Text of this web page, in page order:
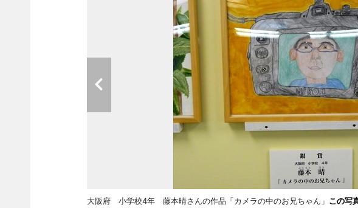
大阪府 小学校4年 藤本晴さんの作品「カメラの中のお兄ちゃん」 この写